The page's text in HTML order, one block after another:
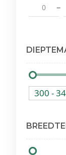
–
300 -